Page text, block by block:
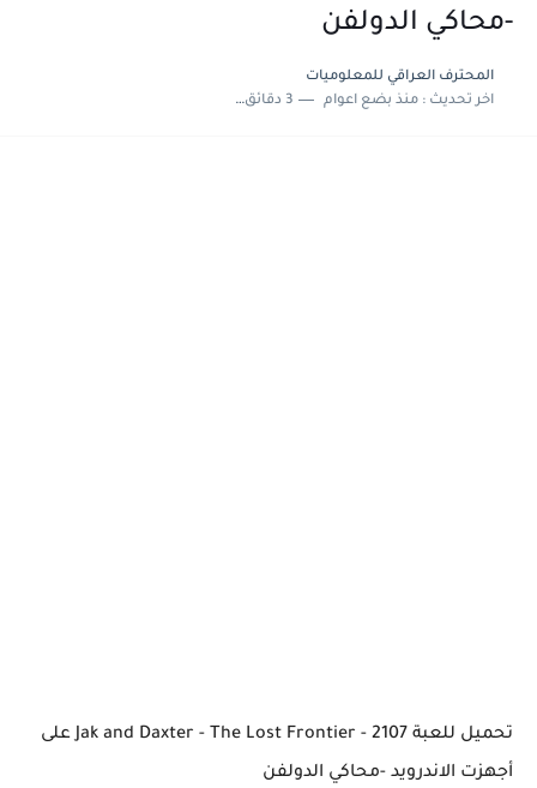
-محاكي الدولفن ‏
المحترف العراقي للمعلوميات‎
اخر تحديث :منذ بضع اعوام 3 دقائق للقراءة
تحميل للعبة 2107 - Jak and Daxter - The Lost Frontier على
أجهزت الاندرويد -محاكي الدولفن